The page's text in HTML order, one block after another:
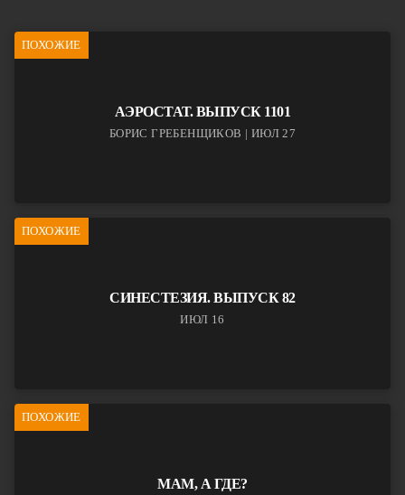
ПОХОЖИЕ
АЭРОСТАТ. ВЫПУСК 1101
БОРИС ГРЕБЕНЩИКОВ | ИЮЛ 27
ПОХОЖИЕ
СИНЕСТЕЗИЯ. ВЫПУСК 82
ИЮЛ 16
ПОХОЖИЕ
МАМ, А ГДЕ?